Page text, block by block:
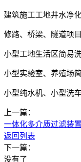
建筑施工工地井水净
修路、桥梁、隧道项
小型工地生活区简易
小型实验室、养殖场
小型纯水机、小型洗
上一篇：
一体化多介质过滤装
返回列表
下一篇：
没有了